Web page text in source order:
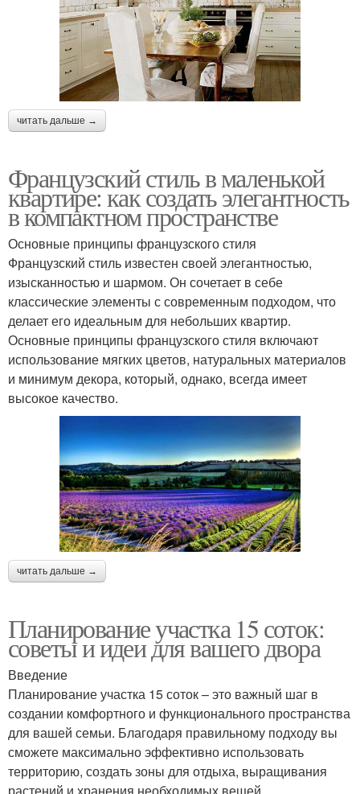
читать дальше →
Французский стиль в маленькой
квартире: как создать элегантность
в компактном пространстве
Основные принципы французского стиля
Французский стиль известен своей элегантностью,
изысканностью и шармом. Он сочетает в себе
классические элементы с современным подходом, что
делает его идеальным для небольших квартир.
Основные принципы французского стиля включают
использование мягких цветов, натуральных материалов
и минимум декора, который, однако, всегда имеет
высокое качество.
читать дальше →
Планирование участка 15 соток:
советы и идеи для вашего двора
Введение
Планирование участка 15 соток – это важный шаг в
создании комфортного и функционального пространства
для вашей семьи. Благодаря правильному подходу вы
сможете максимально эффективно использовать
территорию, создать зоны для отдыха, выращивания
растений и хранения необходимых вещей.